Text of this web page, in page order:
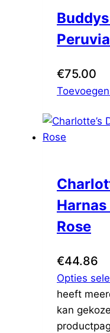
€75.00
Rose
€44.86
Opties
heeft
kan